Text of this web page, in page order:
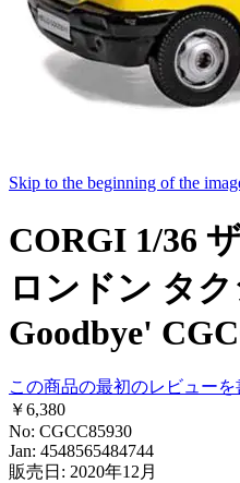
Skip to the beginning of the
CORGI 1/36
ロンドン タ
Goodbye'
この商品の最初のレビューを
￥6,380
No: CGCC85930
Jan: 4548565484744
販売日: 2020年12月